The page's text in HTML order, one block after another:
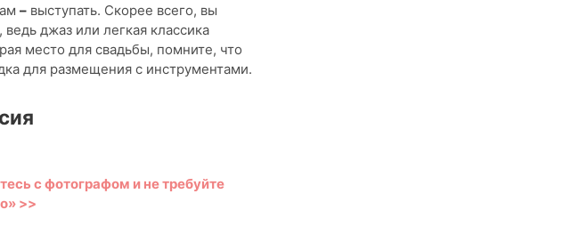
–выступать. Скорее всего, вы
джаз или легкая классика
место для свадьбы, помните, что
для размещения с инструментами.
с фотографом и не требуйте
>>